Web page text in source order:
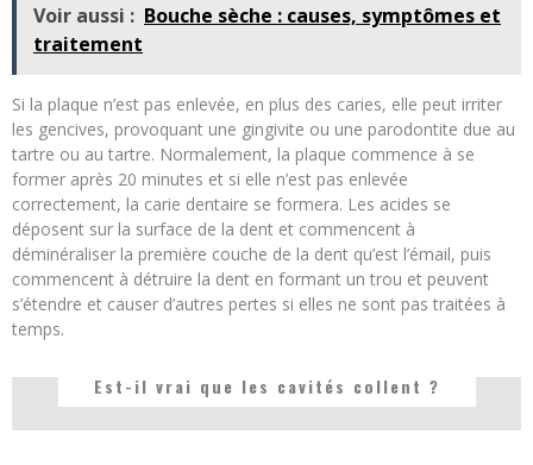
Voir aussi : Bouche sèche : causes, symptômes et
traitement
Si la plaque n’est pas enlevée, en plus des caries, elle peut irriter
les gencives, provoquant une gingivite ou une parodontite due au
tartre ou au tartre. Normalement, la plaque commence à se
former après 20 minutes et si elle n’est pas enlevée
correctement, la carie dentaire se formera. Les acides se
déposent sur la surface de la dent et commencent à
déminéraliser la première couche de la dent qu’est l’émail, puis
commencent à détruire la dent en formant un trou et peuvent
s’étendre et causer d’autres pertes si elles ne sont pas traitées à
temps.
Est-il vrai que les cavités collent ?